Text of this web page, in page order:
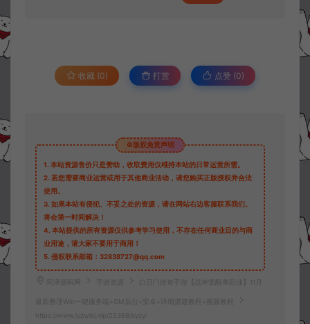
收藏 (0) 打赏 点赞 (0)
©版权免责声明
1. 本站资源售价只是赞助，收取费用仅维持本站的日常运营所需。
2. 若您需要商业运营或用于其他商业活动，请您购买正版授权并合法
使用。
3. 如果本站有侵犯、不妥之处的资源，请在网站右边客服联系我们。
将会第一时间解决！
4. 本站提供的所有资源仅供参考学习使用，不存在任何商业目的与商
业用途，请大家不要用于商用！
5. 侵权联系邮箱：32838727@qq.com
阿泽源码网 手游资源 白日门传奇手游【战神觉醒单职业】11月
最新整理Win一键服务端+GM后台+安卓+详细搭建教程+视频教程
https://www.lyzwlkj.vip/25368/syzy/